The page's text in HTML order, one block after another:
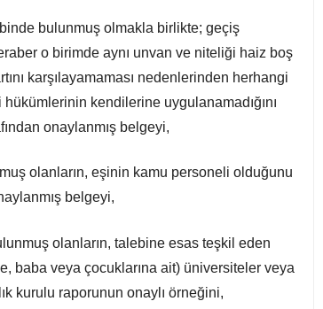
bulunmuş olmakla birlikte; geçiş
o birimde aynı unvan ve niteliği haiz boş
karşılayamaması nedenlerinden herhangi
kendilerine uygulanamadığını
onaylanmış belgeyi,
olanların, eşinin kamu personeli olduğunu
belgeyi,
olanların, talebine esas teşkil eden
baba veya çocuklarına ait) üniversiteler veya
kurulu raporunun onaylı örneğini,